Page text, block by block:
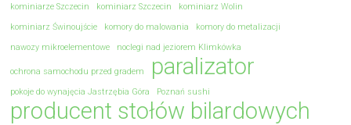
kominiarze Szczecin
kominiarz Szczecin
kominiarz Wolin
kominiarz Świnoujście
komory do malowania
komory do metalizacji
nawozy mikroelementowe
noclegi nad jeziorem Klimkówka
ochrona samochodu przed gradem paralizator
pokoje do wynajęcia Jastrzębia Góra Poznań sushi
producent stołów bilardowych